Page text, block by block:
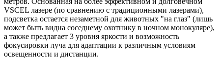
VSCEL лазере (по сравнению с традиционными лазерами),
подсветка остается незаметной для животных "на глаз" (лишь
может быть видна соседнему охотнику в ночном монокуляре),
а также предлагает 3 уровня яркости и возможность
фокусировки луча для адаптации к различным условиям
освещенности и дистанции.